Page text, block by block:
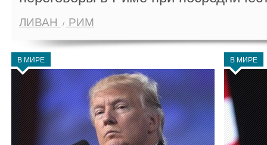
ЛИВАН РИМ
В МИРЕ В МИРЕ